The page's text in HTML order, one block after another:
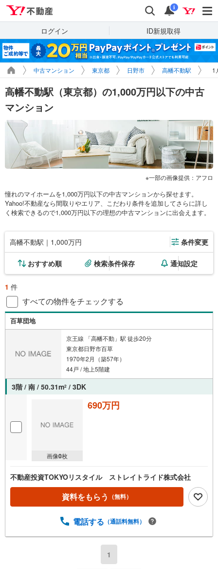
検索 通知
i
ログイン ID新規取得
中古マンション 東京都 日野市 高幡不動駅
高幡不動駅（東京都）の1,000万円以下の中古
マンション
一部の画像提供：アフロ
憧れのマイホームを1,000万円以下の中古マンションから探せます。
Yahoo!不動産なら間取りやエリア、こだわり条件を追加してさらに詳し
く検索できるので1,000万円以下の理想の中古マンションに出会えます。
高幡不動駅｜1,000万円 条件変更
おすすめ順 検索条件保存 通知設定
1 件
すべての物件をチェックする
百草団地
京王線 「高幡不動」駅 徒歩20分
東京都日野市百草
1970年2月（築57年）
44戸 / 地上5階建
3階 / 南 / 50.31m2 / 3DK
画像0枚
690万円
不動産投資TOKYOリスタイル ストレイトライド株式会社
資料をもらう （無料）
電話する （通話料無料）
1